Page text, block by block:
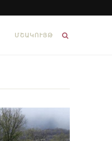
ՄՇԱԿՈՒՅԹ